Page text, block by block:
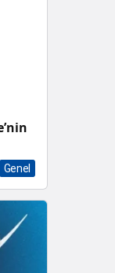
Genel